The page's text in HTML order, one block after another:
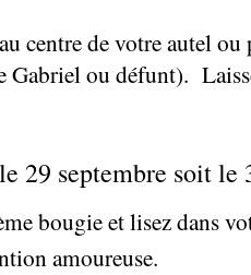
centre de votre autel ou
Gabriel ou défunt).
29 septembre soit le
bougie et lisez dans
amoureuse.